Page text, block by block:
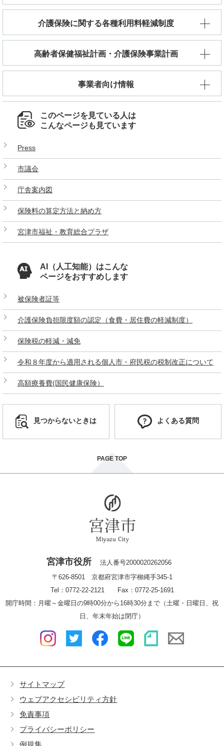
介護保険に関する各種利用料軽減制度
高齢者保健福祉計画・介護保険事業計画
事業者向け情報
このページを見ている人は
こんなページも見ています
Press
市議会
庁舎案内図
保険料の算定方法と納め方
宮津市福祉・教育総合プラザ
AI（人工知能）はこんな
ページをおすすめします
被保険者証等
介護保険負担限度額の認定（食費・居住費の軽減制度）
保険税の軽減・減免
令和８年度から適用される個人市・府民税の税制改正について
高額療養費(国民健康保険）
見つからないときは よくある質問
PAGE TOP
サイトマップ
ウェブアクセシビリティ方針
免責事項
プライバシーポリシー
例規集
宮津市役所
法人番号2000020262056
〒626-8501 京都府宮津市字柳縄手345-1
Tel：0772-22-2121 Fax：0772-25-1691
開庁時間：月曜～金曜日の9時00分から16時30分まで（土曜・日曜日、祝
日、年末年始は閉庁）